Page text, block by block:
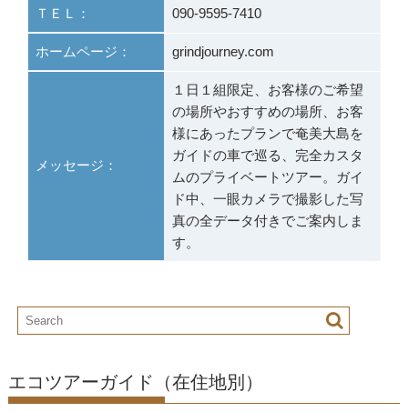
ＴＥＬ： 090-9595-7410
ホームページ： grindjourney.com
メッセージ：
１日１組限定、お客様のご希望
の場所やおすすめの場所、お客
様にあったプランで奄美大島を
ガイドの車で巡る、完全カスタ
ムのプライベートツアー。ガイ
ド中、一眼カメラで撮影した写
真の全データ付きでご案内しま
す。
エコツアーガイド（在住地別）